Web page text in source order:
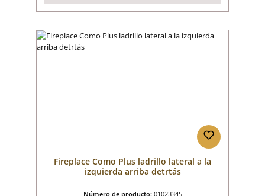
Fireplace Como Plus ladrillo lateral a la
izquierda arriba detrtás
Número de producto: 01023345